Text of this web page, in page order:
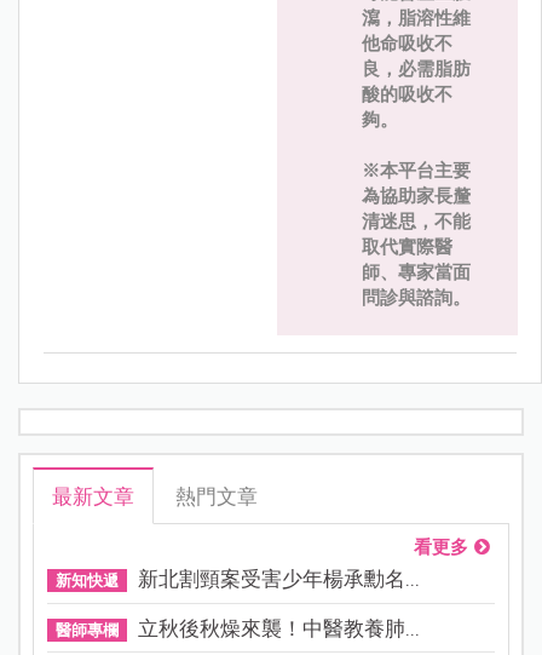
瀉，脂溶性維
他命吸收不
良，必需脂肪
酸的吸收不
夠。
※本平台主要
為協助家長釐
清迷思，不能
取代實際醫
師、專家當面
問診與諮詢。
最新文章 熱門文章
看更多
新知快遞 新北割頸案受害少年楊承勳名...
醫師專欄 立秋後秋燥來襲！中醫教養肺...